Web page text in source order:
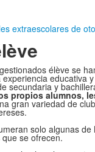
extraescolares de
élève se
educativa
secundaria y
propios alumnos,
gran variedad de
solo algunas de
se ofrecen.